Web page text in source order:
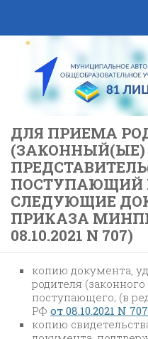
ДЛЯ ПРИЕМА
(ЗАКОННЫЙ(ЫЕ)
ПОСТУПАЮЩИЙ
СЛЕДУЮЩИЕ
ПРИКАЗА
08.10.2021 N 707)
копию документа,
родителя
поступающего; (в
РФ от 08.10.2021 N 707
копию